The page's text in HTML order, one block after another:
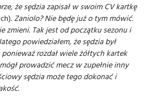
że sędzia zapisał w swoim CV kartkę
. Zaniolo? Nie będę już o tym mówić.
zmieni. Tak jest od początku sezonu i
powiedziałem, że sędzia był
rozdał wiele żółtych kartek
prowadzić mecz w zupełnie inny
sędzia może tego dokonać i